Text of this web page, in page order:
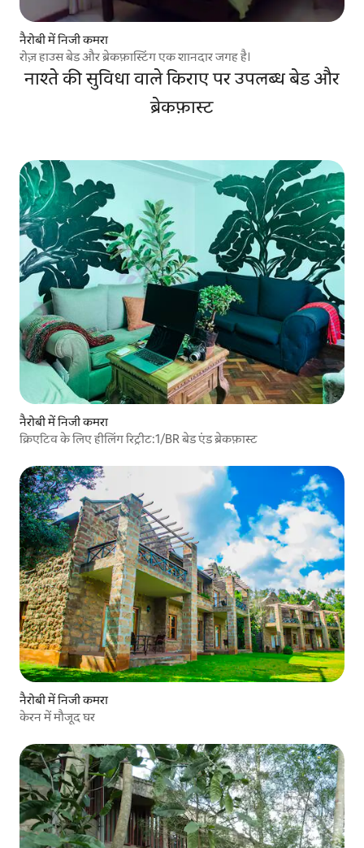
नैरोबी में निजी कमरा
रोज़ हाउस बेड और ब्रेकफ़ास्टिंग एक शानदार जगह है।
नाश्ते की सुविधा वाले किराए पर उपलब्ध बेड और
ब्रेकफ़ास्ट
नैरोबी में निजी कमरा
क्रिएटिव के लिए हीलिंग रिट्रीट:1/BR बेड एंड ब्रेकफ़ास्ट
नैरोबी में निजी कमरा
केरन में मौजूद घर